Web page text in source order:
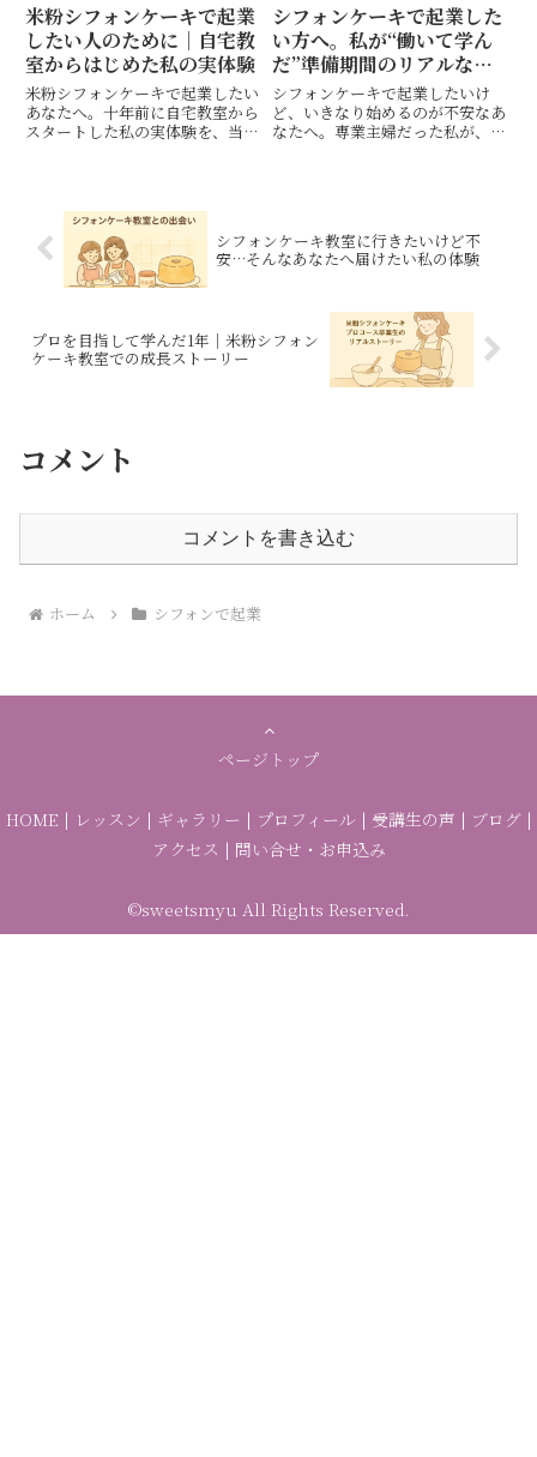
米粉シフォンケーキで起業
したい人のために｜自宅教
室からはじめた私の実体験
米粉シフォンケーキで起業したい
あなたへ。十年前に自宅教室から
スタートした私の実体験を、当時
など、起業のヒントになる思いを
届けます。
シフォンケーキで起業した
い方へ。私が“働いて学ん
だ”準備期間のリアルな体
験談
シフォンケーキで起業したいけ
ど、いきなり始めるのが不安なあ
なたへ。専業主婦だった私が、働
シフォンケーキ教室に行きたいけど不
安…そんなあなたへ届けたい私の体験
プロを目指して学んだ1年｜米粉シフォン
ケーキ教室での成長ストーリー
コメント
コメントを書き込む
ホーム シフォンで起業
ページトップ
HOME | レッスン | ギャラリー | プロフィール| 受講生の声 | ブログ|
アクセス | 問い合せ・お申込み
©sweetsmyu All Rights Reserved.